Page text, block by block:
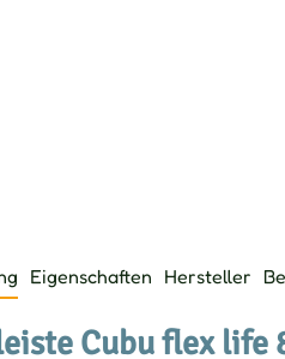
Eigenschaften Hersteller
Cubu flex